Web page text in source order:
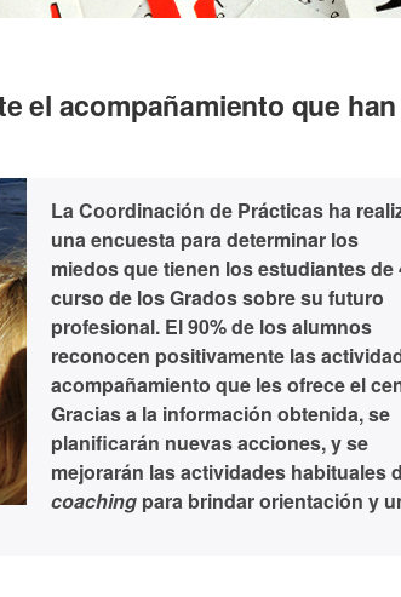
el acompañamiento que han
La Coordinación de Prácticas ha
una encuesta para determinar los
miedos que tienen los estudiantes de
curso de los Grados sobre su futuro
profesional. El 90% de los alumnos
reconocen positivamente las
acompañamiento que les ofrece el
Gracias a la información obtenida, se
planificarán nuevas acciones, y se
mejorarán las actividades habituales
coaching para brindar orientación y